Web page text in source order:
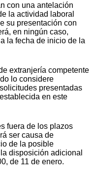
con una antelación
la actividad laboral
su presentación con
en ningún caso,
la fecha de inicio de la
extranjería competente
lo considere
presentadas
en este
fuera de los plazos
ser causa de
de la posible
disposición adicional
de 11 de enero.